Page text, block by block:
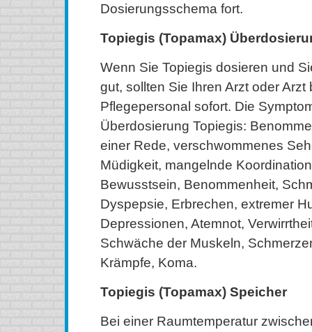
Dosierungsschema fort.
Topiegis (Topamax)
Wenn Sie Topiegis dosieren und
gut, sollten Sie Ihren Arzt oder Arzt
Pflegepersonal sofort. Die
Überdosierung Topiegis:
einer Rede, verschwommenes
Müdigkeit, mangelnde
Bewusstsein, Benommenheit,
Dyspepsie, Erbrechen, extremer
Depressionen, Atemnot,
Schwäche der Muskeln,
Krämpfe, Koma.
Topiegis (Topamax) Speicher
Bei einer Raumtemperatur